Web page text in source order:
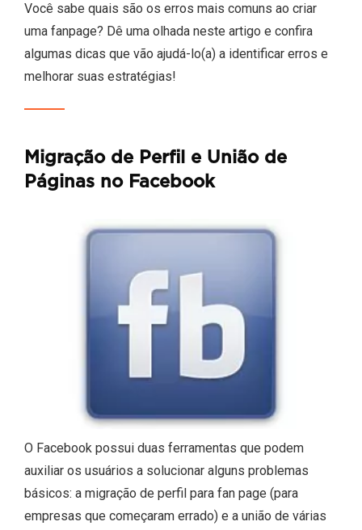
Você sabe quais são os erros mais comuns ao criar
uma fanpage? Dê uma olhada neste artigo e confira
algumas dicas que vão ajudá-lo(a) a identificar erros e
melhorar suas estratégias!
Migração de Perfil e União de
Páginas no Facebook
O Facebook possui duas ferramentas que podem
auxiliar os usuários a solucionar alguns problemas
básicos: a migração de perfil para fan page (para
empresas que começaram errado) e a união de várias